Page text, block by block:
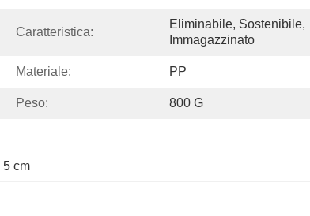
Caratteristica:
Eliminabile, Sostenibile,
Immagazzinato
Materiale: PP
Peso: 800 G
5 cm